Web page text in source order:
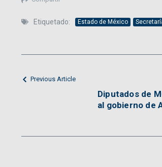
Etiquetado: Estado de México
Previous Article
Diputados de
al gobierno de